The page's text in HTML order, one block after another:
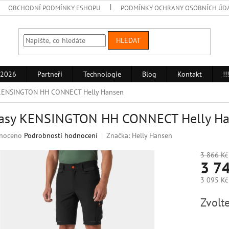
OBCHODNÍ PODMÍNKY ESHOPU PODMÍNKY OCHRANY OSOBNÍCH
HLEDAT
Partneři Technologie Blog Kontakt
HH CONNECT Helly Hansen
KENSINGTON HH CONNECT Helly
Podrobnosti hodnocení Značka: Helly Hansen
3 866 Kč
3
3 095
cena: